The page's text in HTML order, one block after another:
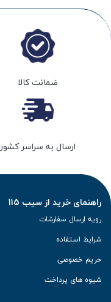
ضمانت کالا
ارسال به سراسر کشور
راهنمای خرید از سیب 115
رویه ارسال سفارشات
شرایط استفاده
حریم خصوصی
شیوه های پرداخت